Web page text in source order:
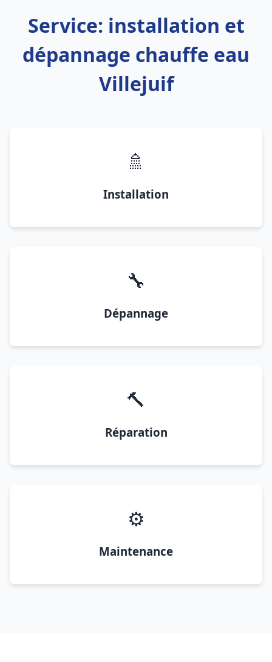
Service: installation et
dépannage chauffe eau
Villejuif
🚿
Installation
🔧
Dépannage
🔨
Réparation
⚙️
Maintenance